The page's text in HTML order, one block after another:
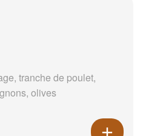
tranche de poulet,
olives